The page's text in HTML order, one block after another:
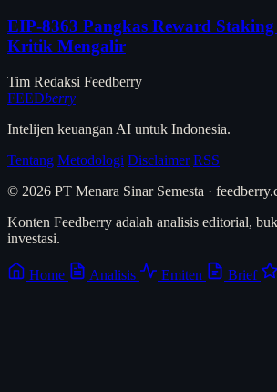
EIP-8363 Pangkas Reward
Kritik Mengalir
Tim Redaksi Feedberry
FEEDberry
Intelijen keuangan AI untuk Indonesia.
Tentang Metodologi Disclaimer RSS
© 2026 PT Menara Sinar Semesta ·
Konten Feedberry adalah analisis editorial,
investasi.
Home Analisis Emiten Brief